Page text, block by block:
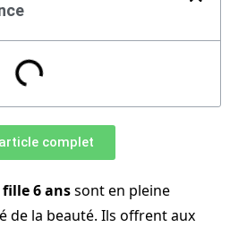
complet
6 anssont en pleine
de la beauté. Ils offrent aux